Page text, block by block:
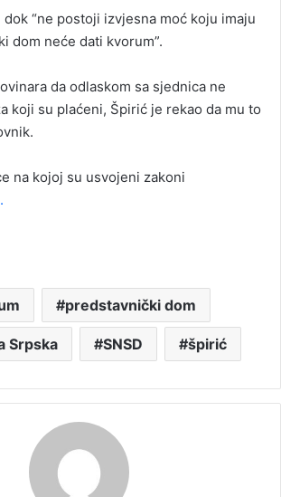
“ne postoji izvjesna moć koju imaju
dom neće dati kvorum”.
da odlaskom sa sjednica ne
koji su plaćeni, Špirić je rekao da mu to
na kojoj su usvojeni zakoni
predstavnički dom
Srpska SNSD špirić